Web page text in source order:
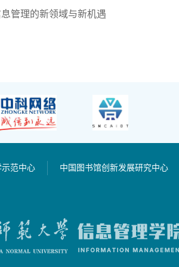
管理的新领域与新机遇
范中心 中国图书馆创新发展研究中心